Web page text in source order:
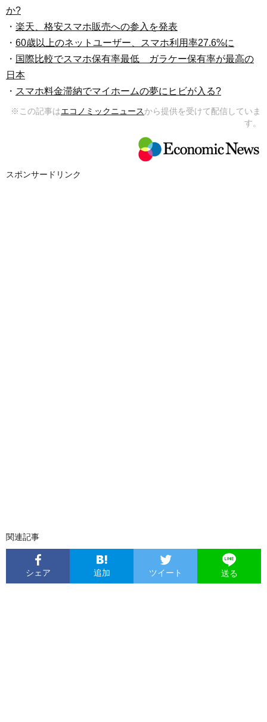
か?
・ 楽天、格安スマホ販売への参入を発表
・ 60歳以上のネットユーザー、スマホ利用率27.6%に
・ 国際比較でスマホ保有率最低 ガラケー保有率が最高の
日本
・ スマホ料金滞納でマイホームの夢にヒビが入る?
※この記事はエコノミックニュースから提供を受けて配信していま
す。
スポンサードリンク
関連記事
シェア 追加 ツイート 送る